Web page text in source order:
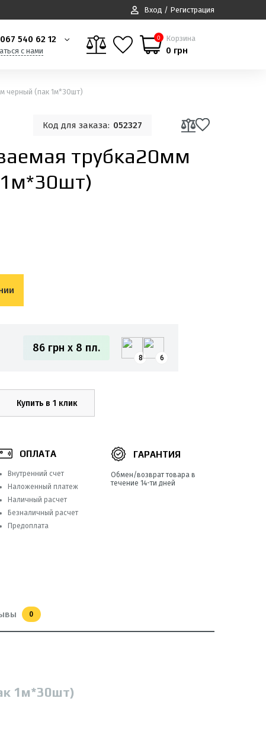
Вход / Регистрация
540 62 12
с нами
0 Корзина
0 грн
черный (пак 1м*30шт)
Код для заказа: 052327
трубка20мм
86 грн x 8 пл.
8 6
Купить в 1 клик
ОПЛАТА
Внутренний счет
Наложенный платеж
Наличный расчет
Безналичный расчет
Предоплата
ГАРАНТИЯ
Обмен/возврат товара в
течение 14-ти дней
0
1м*30шт)